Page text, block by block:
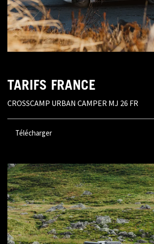
TARIFS FRANCE
CROSSCAMP URBAN CAMPER MJ 26 FR
Télécharger